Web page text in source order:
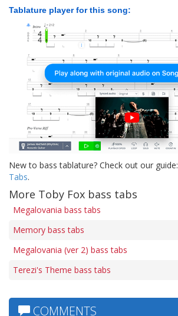
Tablature player for this song:
New to bass tablature? Check out our guide:
Tabs.
More Toby Fox bass tabs
Megalovania bass tabs
Memory bass tabs
Megalovania (ver 2) bass tabs
Terezi's Theme bass tabs
COMMENTS